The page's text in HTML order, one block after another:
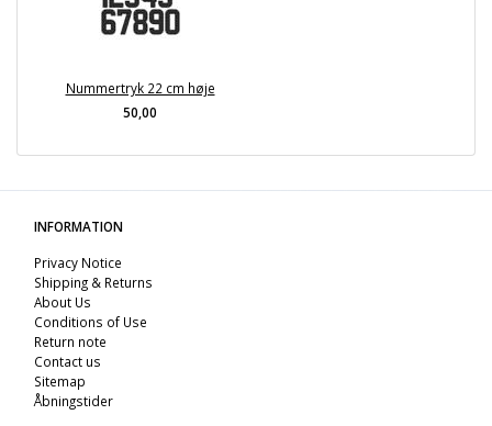
Nummertryk 22 cm høje
50,00
INFORMATION
Privacy Notice
Shipping & Returns
About Us
Conditions of Use
Return note
Contact us
Sitemap
Åbningstider